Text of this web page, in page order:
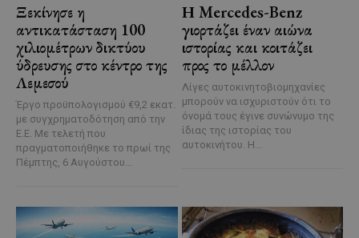
Ξεκίνησε η
αντικατάσταση 100
χιλιομέτρων δικτύου
ύδρευσης στο κέντρο της
Λεμεσού
Έργο προϋπολογισμού €9,2 εκατ.
με συγχρηματοδότηση από την
Ε.Ε. Με τελετή που
πραγματοποιήθηκε το πρωί της
Πέμπτης, 6 Αυγούστου...
Η Mercedes-Benz
γιορτάζει έναν αιώνα
ιστορίας και κοιτάζει
προς το μέλλον
Λίγες αυτοκινητοβιομηχανίες
μπορούν να ισχυριστούν ότι το
όνομά τους έγινε συνώνυμο της
ίδιας της ιστορίας του
αυτοκινήτου. Η...